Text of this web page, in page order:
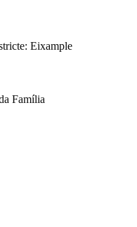
Eixample
Família